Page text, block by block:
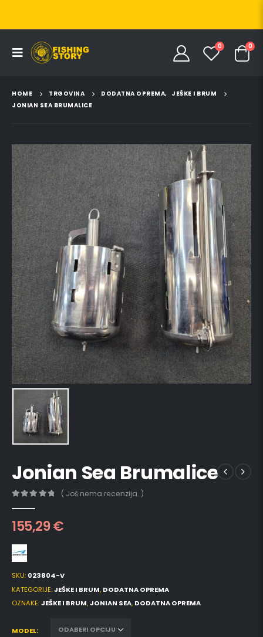
0 0
HOME TRGOVINA DODATNA OPREMA, JEŠKE I BRUM
JONIAN SEA BRUMALICE
Jonian Sea Brumalice
( Još nema recenzija. )
155,29€
SKU: 023804-V
KATEGORIJE:JEŠKE I BRUM, DODATNA OPREMA
OZNAKE:JEŠKE I BRUM,JONIAN SEA, DODATNA OPREMA
MODEL